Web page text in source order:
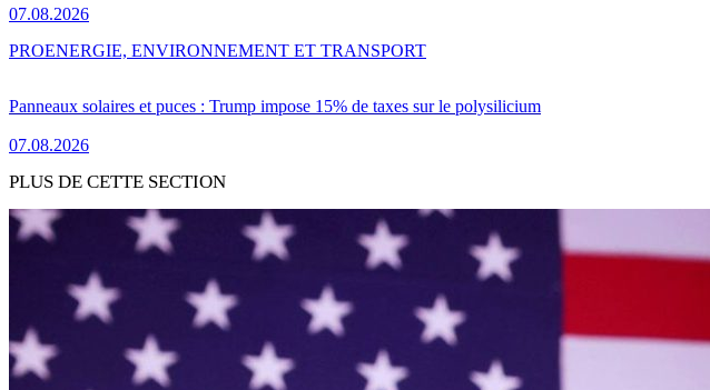
07.08.2026
Panneaux solaires et puces : Trump impose 15% de taxes sur le polysilicium
07.08.2026
PROENERGIE, ENVIRONNEMENT ET TRANSPORT
PLUS DE CETTE SECTION